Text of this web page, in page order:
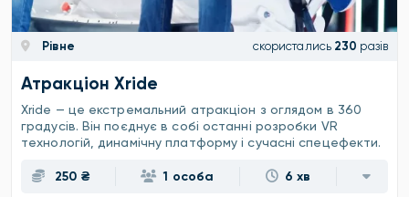
Рівне скористались 230 разів
Атракціон Xride
Xride — це екстремальний атракціон з оглядом в 360
градусів. Він поєднує в собі останні розробки VR
технологій, динамічну платформу і сучасні спецефекти.
250 ₴ 1 особа 6 хв